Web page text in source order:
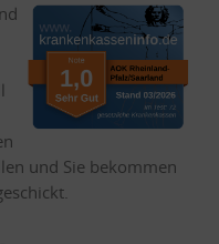
und Sie bekommen